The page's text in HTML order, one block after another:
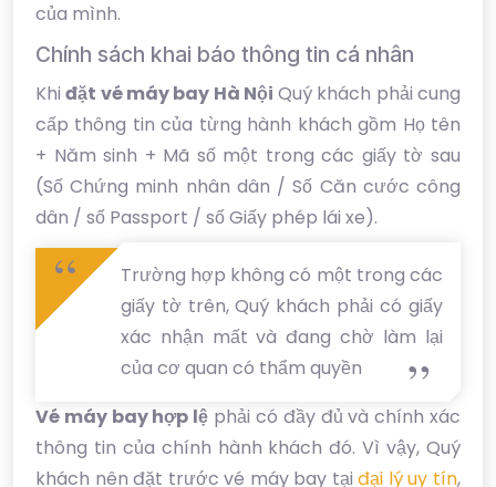
của mình.
Chính sách khai báo thông tin cá nhân
Khiđặt vé máy bay Hà Nội Quý khách phải cung
cấp thông tin của từng hành khách gồm Họ tên
+ Năm sinh + Mã số một trong các giấy tờ sau
(Số Chứng minh nhân dân / Số Căn cước công
dân / số Passport / số Giấy phép lái xe).
Trường hợp không có một trong các
giấy tờ trên, Quý khách phải có giấy
xác nhận mất và đang chờ làm lại
của cơ quan có thẩm quyền
Vé máy bay hợp lệ phải có đầy đủ và chính xác
thông tin của chính hành khách đó. Vì vậy, Quý
khách nên đặt trước vé máy bay tạiđại lý uy tín,